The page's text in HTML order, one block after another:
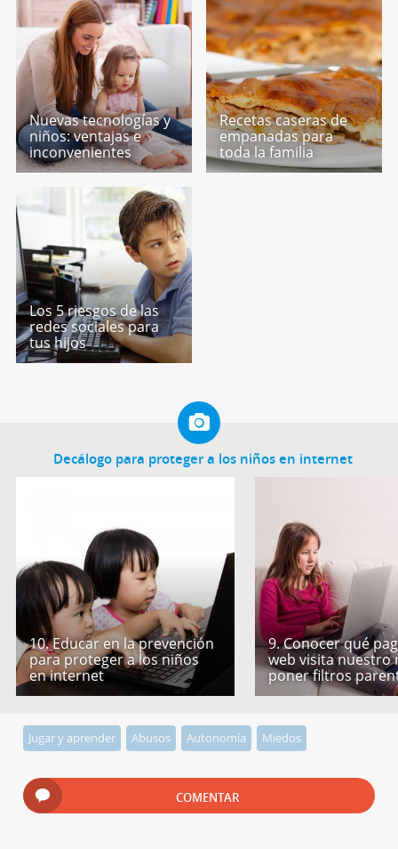
Nuevas tecnologías y
niños: ventajas e
inconvenientes
Recetas caseras de
empanadas para
toda la familia
Los 5 riesgos de las
redes sociales para
tus hijos
Decálogo para proteger a los niños en internet
10. Educar en la prevención
para proteger a los niños
en internet
9. Conocer qué
web visita nuestro
poner filtros
Jugar y aprender Abusos Autonomía Miedos
COMENTAR